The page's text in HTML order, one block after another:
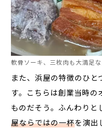
軟骨ソーキ、三枚肉も大満足な
また、浜屋の特徴のひ
す。こちらは創業当時の
ものだそう。ふんわり
屋ならではの一杯を演出